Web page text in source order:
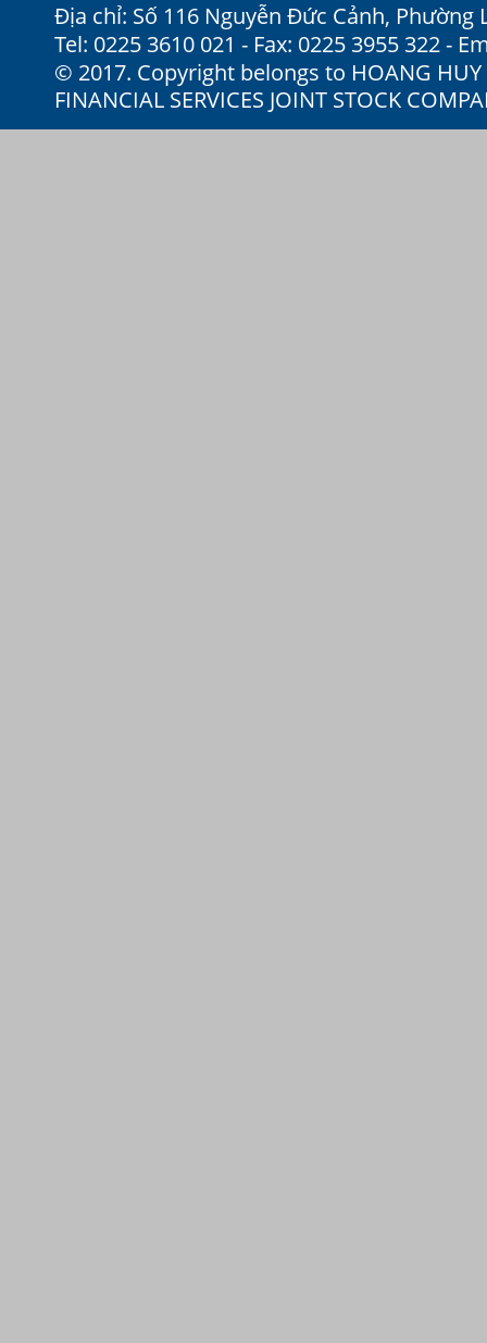
Địa chỉ: Số 116 Nguyễn Đức Cảnh, Phường
Tel: 0225 3610 021 - Fax: 0225 3955 322 -
© 2017. Copyright belongs to HOANG HUY
FINANCIAL SERVICES JOINT STOCK